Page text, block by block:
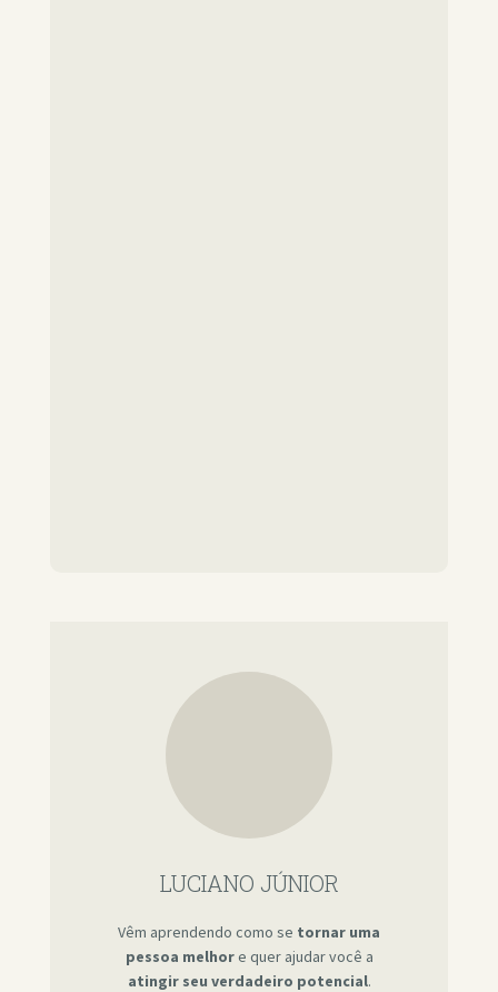
LUCIANO JÚNIOR
Vêm aprendendo como se tornar uma
pessoa melhore quer ajudar você a
atingir seu verdadeiro potencial.